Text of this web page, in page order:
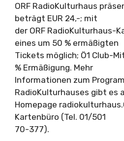
ORF RadioKulturhaus
beträgt EUR 24,-; mit
der ORF RadioKulturhaus-
eines um 50 % ermäßigten
Tickets möglich; Ö1 Club-
% Ermäßigung. Mehr
Informationen zum
RadioKulturhauses gibt es
Homepage
Kartenbüro (Tel. 01/501
70-377).